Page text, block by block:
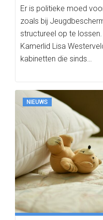
Er is politieke moed
zoals bij
structureel op te
Kamerlid Lisa
kabinetten die sinds…
NIEUWS